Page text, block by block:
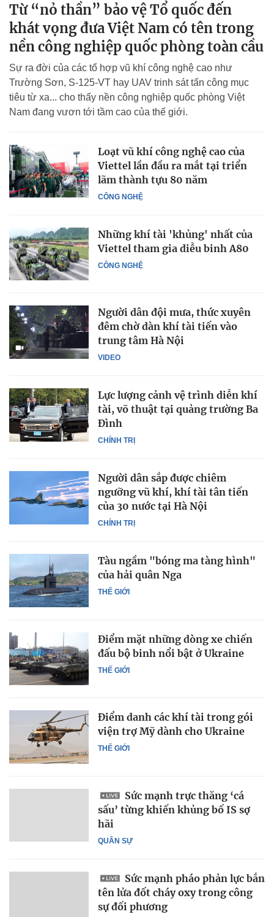
Từ “nỏ thần” bảo vệ Tổ quốc đến
khát vọng đưa Việt Nam có tên trong
nền công nghiệp quốc phòng toàn cầu
Sự ra đời của các tổ hợp vũ khí công nghệ cao như
Trường Sơn, S-125-VT hay UAV trinh sát tấn công mục
tiêu từ xa... cho thấy nền công nghiệp quốc phòng Việt
Nam đang vươn tới tầm cao của thế giới.
CÔNG NGHỆ
Loạt vũ khí công nghệ cao của
Viettel lần đầu ra mắt tại triển
lãm thành tựu 80 năm
CÔNG NGHỆ
Những khí tài 'khủng' nhất của
Viettel tham gia diễu binh A80
VIDEO
Người dân đội mưa, thức xuyên
đêm chờ dàn khí tài tiến vào
trung tâm Hà Nội
CHÍNH TRỊ
Lực lượng cảnh vệ trình diễn khí
tài, võ thuật tại quảng trường Ba
Đình
CHÍNH TRỊ
Người dân sắp được chiêm
ngưỡng vũ khí, khí tài tân tiến
của 30 nước tại Hà Nội
THẾ GIỚI
Tàu ngầm "bóng ma tàng hình"
của hải quân Nga
THẾ GIỚI
Điểm mặt những dòng xe chiến
đấu bộ binh nổi bật ở Ukraine
THẾ GIỚI
Điểm danh các khí tài trong gói
viện trợ Mỹ dành cho Ukraine
QUÂN SỰ
Sức mạnh trực thăng ‘cá
sấu’ từng khiến khủng bố IS sợ
hãi
Sức mạnh pháo phản lực bắn
tên lửa đốt cháy oxy trong công
sự đối phương